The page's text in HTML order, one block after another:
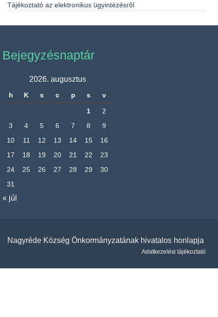
Tájékoztató az elektronikus ügyintézésről
Bejegyzésnaptár
2026. augusztus
h K s c p s v
1
2
3
4 5 6 7 8
9
10
11 12 13 14 15
16
17
18 19 20 21 22
23
24
25 26 27 28 29
30
31
« júl
Nagyréde Község Önkormányzatának hivatalos honlapja
Adatkezelési tájékoztató